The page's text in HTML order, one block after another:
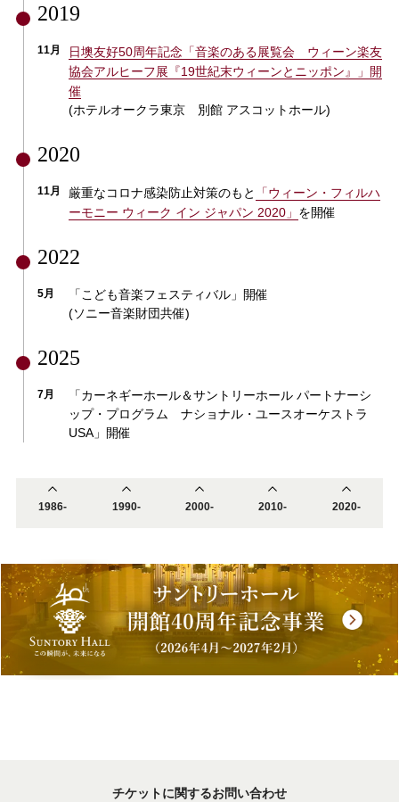
2019
11月
日墺友好50周年記念「音楽のある展覧会 ウィーン楽友
協会アルヒーフ展『19世紀末ウィーンとニッポン』」開
催
(ホテルオークラ東京 別館 アスコットホール)
2020
11月 厳重なコロナ感染防止対策のもと
「ウィーン・フィルハ
ーモニー ウィーク イン ジャパン 2020」 を開催
2022
5月
「こども音楽フェスティバル」開催
(ソニー音楽財団共催)
2025
7月
「カーネギーホール＆サントリーホール パートナーシ
ップ・プログラム ナショナル・ユースオーケストラ
USA」開催
1986- 1990- 2000- 2010- 2020-
チケットに関するお問い合わせ